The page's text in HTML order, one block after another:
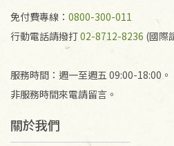
免付費專線： 0800-300-011
行動電話請撥打02-8712-8236 (國際
服務時間：週一至週五 09:00-18:00。
非服務時間來電請留言。
關於我們